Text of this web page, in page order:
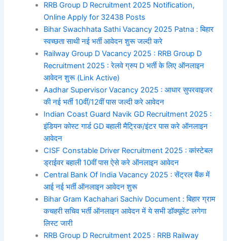
RRB Group D Recruitment 2025 Notification,
Online Apply for 32438 Posts
Bihar Swachhata Sathi Vacancy 2025 Patna : बिहार
स्वच्छता साथी नई भर्ती आवेदन शुरू जल्दी करे
Railway Group D Vacancy 2025 : RRB Group D
Recruitment 2025 : रेलवे ग्रुप D भर्ती के लिए ऑनलाइन
आवेदन शुरू (Link Active)
Aadhar Supervisor Vacancy 2025 : आधार सुपरवाइजर
की नई भर्ती 10वीं/12वीं पास जल्दी करे आवेदन
Indian Coast Guard Navik GD Recruitment 2025 :
इंडियन कोस्ट गार्ड GD बहाली मैट्रिक/इंटर पास करे ऑनलाइन
आवेदन
CISF Constable Driver Recruitment 2025 : कांस्टेबल
ड्राईवर बहाली 10वीं पास ऐसे करे ऑनलाइन आवेदन
Central Bank Of India Vacancy 2025 : सेंट्रल बैंक में
आई नई भर्ती ऑनलाइन आवेदन शुरू
Bihar Gram Kachahari Sachiv Document : बिहार ग्राम
कचहरी सचिव भर्ती ऑनलाइन आवेदन में ये सभी डॉक्यूमेंट लगेगा
लिस्ट जारी
RRB Group D Recruitment 2025 : RRB Railway